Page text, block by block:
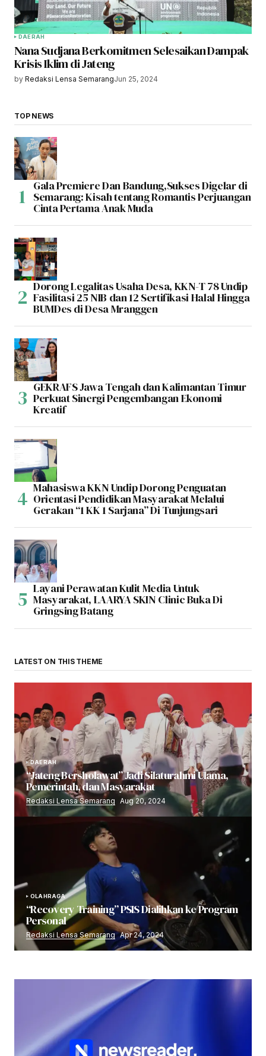
DAERAH
Nana Sudjana Berkomitmen Selesaikan Dampak
Krisis Iklim di Jateng
by Redaksi Lensa SemarangJun 25, 2024
TOP NEWS
Gala Premiere Dan Bandung,Sukses Digelar di
Semarang: Kisah tentang Romantis Perjuangan
Cinta Pertama Anak Muda
Dorong Legalitas Usaha Desa, KKN-T 78 Undip
Fasilitasi 25 NIB dan 12 Sertifikasi Halal Hingga
BUMDes di Desa Mranggen
GEKRAFS Jawa Tengah dan Kalimantan Timur
Perkuat Sinergi Pengembangan Ekonomi
Kreatif
Mahasiswa KKN Undip Dorong Penguatan
Orientasi Pendidikan Masyarakat Melalui
Gerakan “1 KK 1 Sarjana” Di Tunjungsari
Layani Perawatan Kulit Media Untuk
Masyarakat, LAARYA SKIN Clinic Buka Di
Gringsing Batang
LATEST ON THIS THEME
DAERAH
“Jateng Bersholawat” Jadi Silaturahmi Ulama,
Pemerintah, dan Masyarakat
Redaksi Lensa Semarang Aug 20, 2024
OLAHRAGA
“Recovery Training” PSIS Dialihkan ke Program
Personal
Redaksi Lensa Semarang Apr 24, 2024